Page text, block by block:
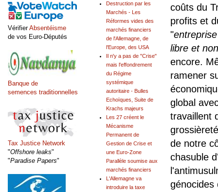
coûts du
profits et
"
libre et
encore.
ramener
global
travaillent
de notre
chasuble
Destruction par les
Marchés - Les
Réformes vides des
marchés financiers
de l'Allemagne, de
l'Europe, des USA
Il n'y a pas de "Crise"
mais l'effondrement
du Régime
systémique
autoritaire - Bulles
Echoïques, Suite de
Krachs majeurs
Les 27 créent le
Mécanisme
Permanent de
Gestion de Crise et
une Euro-Zone
Parallèle soumise aux
marchés financiers
L'Allemagne va
introduire la taxe
VérifierAbsentéisme
de vos Euro-Députés
Banque de
semences traditionnelles
Tax Justice Network
"Offshore leaks"
"Paradise Papers"